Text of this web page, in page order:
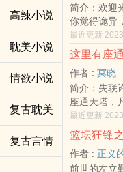
高辣小说
耽美小说
情欲小说
复古耽美
复古言情
简介：欢迎
你觉得诡异
会以合适的
板，兰江怪
铺，出现红
的客人。从
jiaodao，
晓，但鬼，
最近更新
这里有座
作者 : 冥晓
简介：失联
座通天塔，
ti，还是冰
说，他看见
一个行走的
天，我亲眼
最近更新
篮坛狂锋
作者 : 正义
前世的左立